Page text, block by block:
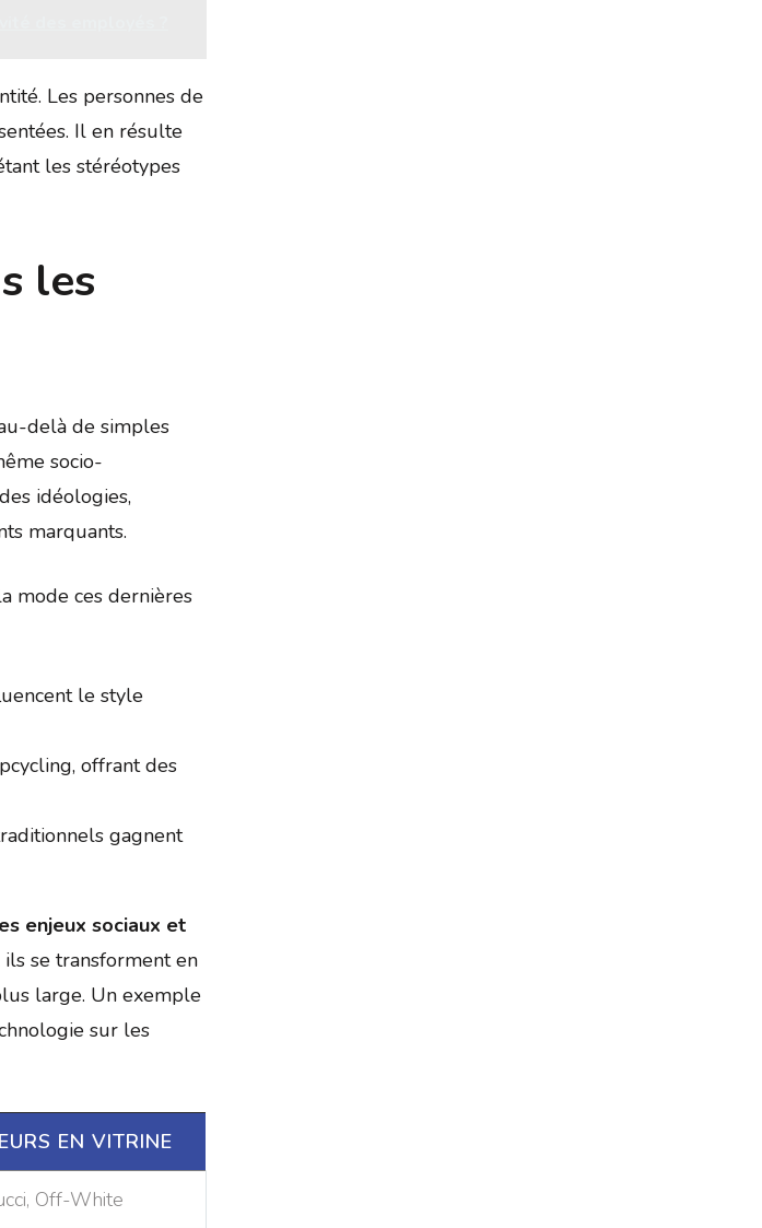
Les personnes de
Il en résulte
les stéréotypes
les
delà de simples
socio-
idéologies,
marquants.
mode ces dernières
le style
offrant des
gagnent
enjeux sociaux et
se transforment en
large. Un exemple
sur les
EN VITRINE
Off-White